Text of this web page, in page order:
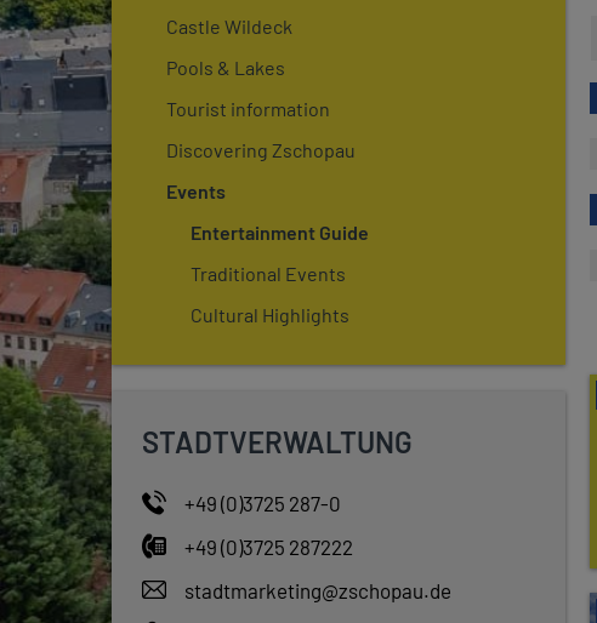
Castle Wildeck
Pools & Lakes
Tourist information
Discovering Zschopau
Events
Entertainment Guide
Traditional Events
Cultural Highlights
STADTVERWALTUNG
+49 (0)3725 287-0
+49 (0)3725 287222
stadtmarketing@zschopau.de
t